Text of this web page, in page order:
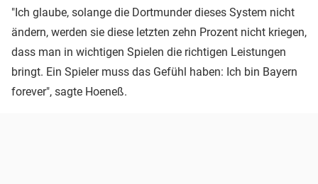
"Ich glaube, solange die Dortmunder dieses System nicht
ändern, werden sie diese letzten zehn Prozent nicht kriegen,
dass man in wichtigen Spielen die richtigen Leistungen
bringt. Ein Spieler muss das Gefühl haben: Ich bin Bayern
forever", sagte Hoeneß.